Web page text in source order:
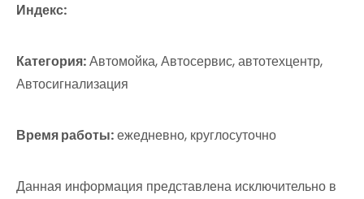
Индекс:
Категория:Автомойка, Автосервис, автотехцентр,
Автосигнализация
Время работы:ежедневно, круглосуточно
Данная информация представлена исключительно в